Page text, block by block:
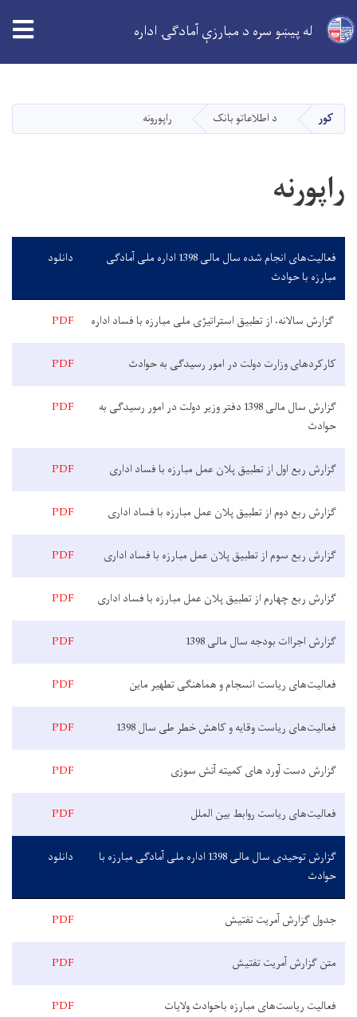
دانګل
له پیښو سره د مبارزې آمادګۍ اداره
کور د اطلاعاتو بانک راپورونه
راپورنه
فعالیت‌های انجام شده سال مالی 1398 اداره ملی آمادگی
مبارزه با حوادث
دانلود
گزارش سالانه، از تطبیق استراتیژی ملی مبارزه با فساد اداره PDF
کارکرد‌های وزارت دولت در امور رسیدگی به حوادث PDF
گزارش سال مالی 1398 دفتر وزیر دولت در امور رسیدگی به
حوادث
PDF
گزارش ربع اول از تطبیق پلان عمل مبارزه با فساد اداری PDF
گزارش ربع دوم از تطبیق پلان عمل مبارزه با فساد اداری PDF
گزارش ربع سوم از تطبیق پلان عمل مبارزه با فساد اداری PDF
گزارش ربع چهارم از تطبیق پلان عمل مبارزه با فساد اداری PDF
گزارش اجراات بودجه سال مالی 1398 PDF
فعالیت‌های ریاست انسجام و هماهنگی تطهیر ماین PDF
فعالیت‌های ریاست وقایه و کاهش خطر طی سال 1398 PDF
گزارش دست آورد های کمیته آتش سوزی PDF
فعالیت‌های ریاست روابط بین الملل PDF
گزارش توحیدی سال مالی 1398 اداره ملی آمادگی مبارزه با
حوادث
دانلود
جدول گزارش آمریت تفتیش PDF
متن گزارش آمریت تفتیش PDF
فعالیت‌ ریاست‌های مبارزه باحوادث ولایات PDF